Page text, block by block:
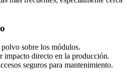
sobre los módulos.
impacto directo en la producción.
seguros para mantenimiento.